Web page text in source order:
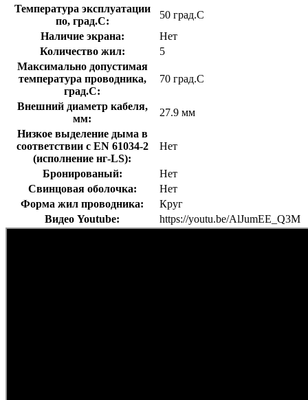
Температура эксплуатации
по, град.C:
50 град.C
Наличие экрана:
Нет
Количество жил:
5
Максимально допустимая
температура проводника,
град.C:
70 град.C
Внешний диаметр кабеля,
мм:
27.9 мм
Низкое выделение дыма в
соответствии с EN 61034-2
(исполнение нг-LS):
Нет
Бронированый:
Нет
Свинцовая оболочка:
Нет
Форма жил проводника:
Круг
Видео Youtube:
https://youtu.be/AlJumEE_Q3M